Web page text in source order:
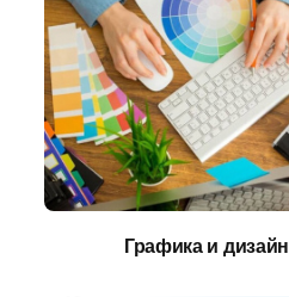
Графика и дизайн